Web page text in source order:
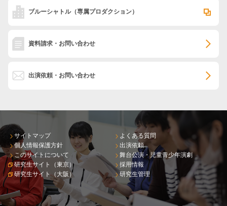
ブルーシャトル（専属プロダクション）
資料請求・お問い合わせ
出演依頼・お問い合わせ
サイトマップ
個人情報保護方針
このサイトについて
研究生サイト（東京）
研究生サイト（大阪）
よくある質問
出演依頼
舞台公演・児童青少年演劇
採用情報
研究生管理